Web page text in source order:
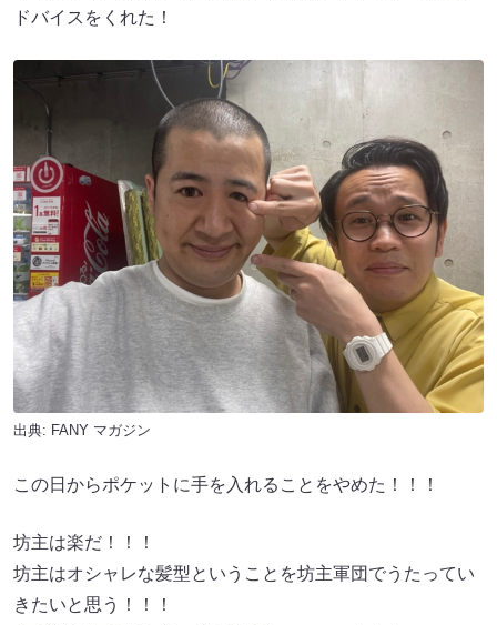
ドバイスをくれた！
出典: FANY マガジン
この日からポケットに手を入れることをやめた！！！
坊主は楽だ！！！
坊主はオシャレな髪型ということを坊主軍団でうたってい
きたいと思う！！！